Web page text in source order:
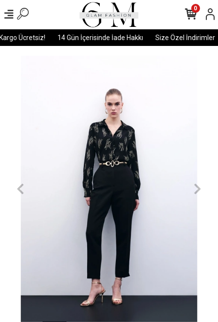
Ücretsiz! 14 Gün İçerisinde İade Hakkı Size Özel İndirimler
0